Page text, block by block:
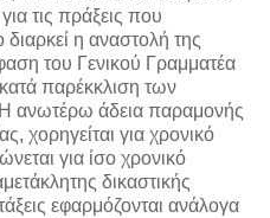
τις πράξεις που
η αναστολή της
του Γενικού Γραμματέα
παρέκκλιση των
ανωτέρω άδεια παραμονής
χορηγείται για χρονικό
για ίσο χρονικό
δικαστικής
εφαρμόζονται ανάλογα